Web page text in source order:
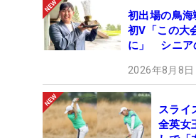
初出場の鳥
初V「この大
に」 シニア
2026年8月8
スライ
全英女